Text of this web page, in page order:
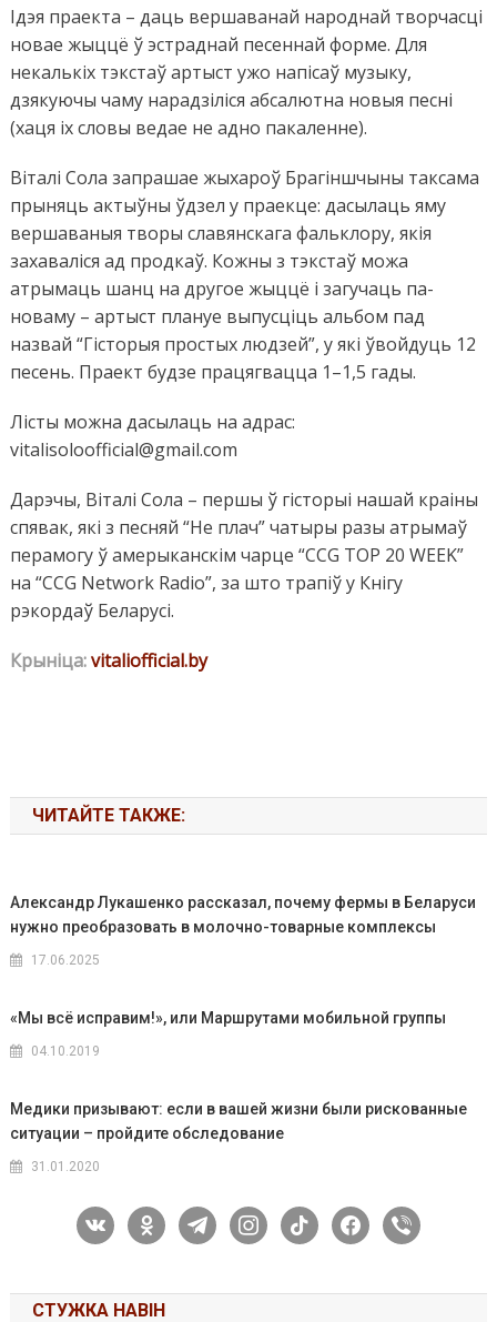
Ідэя праекта – даць вершаванай народнай творчасці
новае жыццё ў эстраднай песеннай форме. Для
некалькіх тэкстаў артыст ужо напісаў музыку,
дзякуючы чаму нарадзіліся абсалютна новыя песні
(хаця іх словы ведае не адно пакаленне).
Віталі Сола запрашае жыхароў Брагіншчыны таксама
прыняць актыўны ўдзел у праекце: дасылаць яму
вершаваныя творы славянскага фальклору, якія
захаваліся ад продкаў. Кожны з тэкстаў можа
атрымаць шанц на другое жыццё і загучаць па-
новаму – артыст плануе выпусціць альбом пад
назвай “Гісторыя простых людзей”, у які ўвойдуць 12
песень. Праект будзе працягвацца 1–1,5 гады.
Лісты можна дасылаць на адрас:
vitalisoloofficial@gmail.com
Дарэчы, Віталі Сола – першы ў гісторыі нашай краіны
спявак, які з песняй “Не плач” чатыры разы атрымаў
перамогу ў амерыканскім чарце “CCG TOP 20 WEEK”
на “CCG Network Radio”, за што трапіў у Кнігу
рэкордаў Беларусі.
Крыніца:vitaliofficial.by
ЧИТАЙТЕ ТАКЖЕ:
Александр Лукашенко рассказал, почему фермы в Беларуси
нужно преобразовать в молочно-товарные комплексы
17.06.2025
«Мы всё исправим!», или Маршрутами мобильной группы
04.10.2019
Медики призывают: если в вашей жизни были рискованные
ситуации – пройдите обследование
31.01.2020
vkontakteodnoklassniki
telegraminstagram
tiktok facebook
viber
СТУЖКА НАВІН